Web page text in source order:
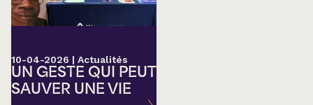
10-04-2026 | Actualités
UN GESTE QUI PEUT
SAUVER UNE VIE